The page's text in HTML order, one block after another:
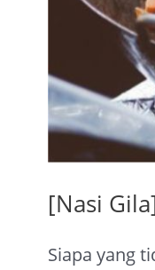
[Nasi
Siapa yang
Mulut
Bergoyang